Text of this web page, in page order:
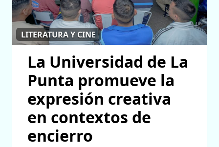
LITERATURA Y CINE
La Universidad de La
Punta promueve la
expresión creativa
en contextos de
encierro